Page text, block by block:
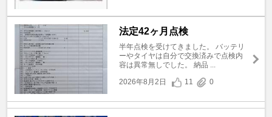
法定42ヶ月点検
半年点検を受けてきました。 バッテリ
ーやタイヤは自分で交換済みで点検内
容は異常無しでした。 納品 ...
2026年8月2日
11 0